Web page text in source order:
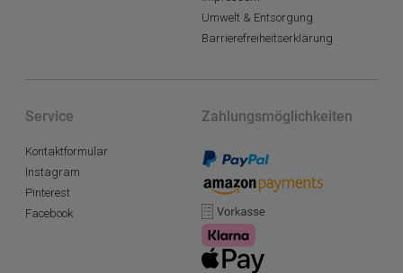
Umwelt & Entsorgung
Barrierefreiheitserklärung
Service
Kontaktformular
Instagram
Pinterest
Facebook
Zahlungsmöglichkeiten